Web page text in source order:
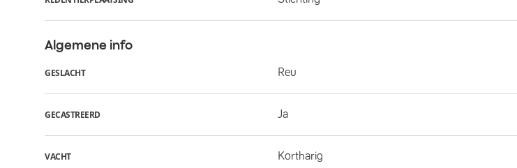
Algemene info
GESLACHT Reu
GECASTREERD Ja
VACHT Kortharig